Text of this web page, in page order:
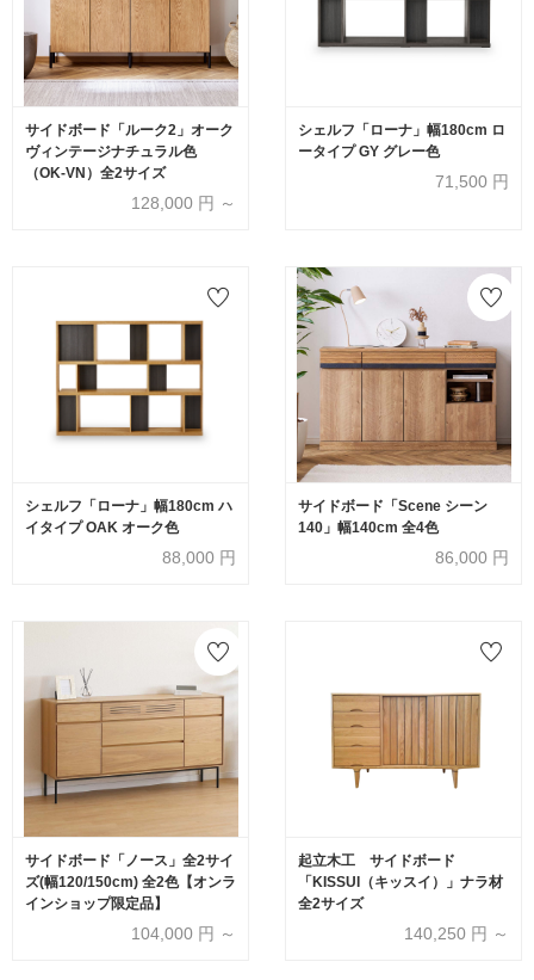
サイドボード「ルーク2」オーク
ヴィンテージナチュラル色
（OK-VN）全2サイズ
128,000 円 ～
シェルフ「ローナ」幅180cm ロ
ータイプ GY グレー色
71,500 円
シェルフ「ローナ」幅180cm ハ
イタイプ OAK オーク色
88,000 円
サイドボード「Scene シーン
140」幅140cm 全4色
86,000 円
サイドボード「ノース」全2サイ
ズ(幅120/150cm) 全2色【オンラ
インショップ限定品】
104,000 円 ～
起立木工 サイドボード
「KISSUI（キッスイ）」ナラ材
全2サイズ
140,250 円 ～